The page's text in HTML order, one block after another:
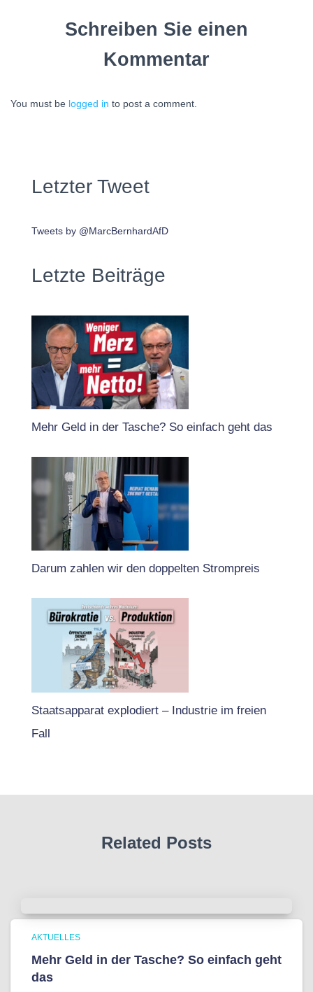
Schreiben Sie einen
Kommentar
You must be logged in to post a comment.
Letzter Tweet
Tweets by @MarcBernhardAfD
Letzte Beiträge
Mehr Geld in der Tasche? So einfach geht das
Darum zahlen wir den doppelten Strompreis
Staatsapparat explodiert – Industrie im freien
Fall
Related Posts
AKTUELLES
Mehr Geld in der Tasche? So einfach geht
das